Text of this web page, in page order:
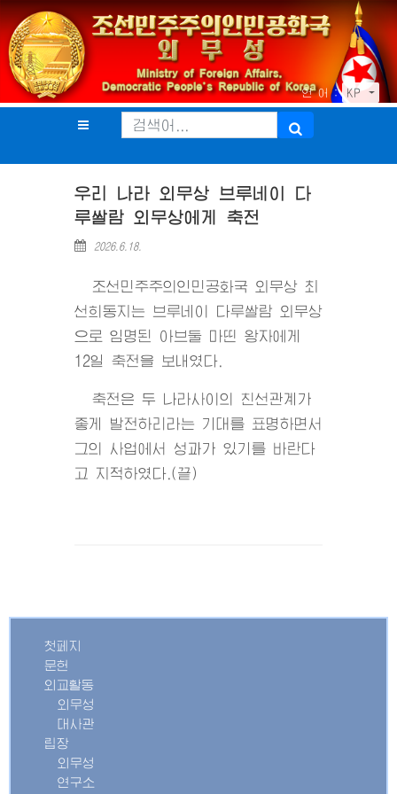
언 어 : KP
우리 나라 외무상 브루네이 다
루쌀람 외무상에게 축전
2026.6.18.
조선민주주의인민공화국 외무상 최
선희동지는 브루네이 다루쌀람 외무상
으로 임명된 아브둘 마띤 왕자에게
12일 축전을 보내였다.
축전은 두 나라사이의 친선관계가
좋게 발전하리라는 기대를 표명하면서
그의 사업에서 성과가 있기를 바란다
고 지적하였다.(끝)
첫페지
문헌
외교활동
외무성
대사관
립장
외무성
연구소